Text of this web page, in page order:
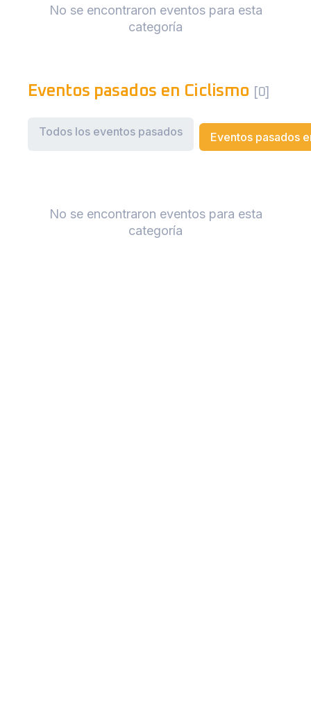
No se encontraron eventos para esta
categoría
Eventos pasados en Ciclismo [0]
Todos los eventos pasados Eventos pasados
No se encontraron eventos para esta
categoría